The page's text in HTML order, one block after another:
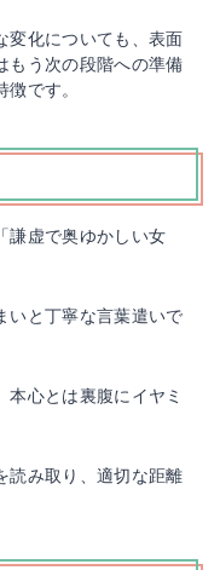
変化についても、表面
もう次の段階への準備
です。
謙虚で奥ゆかしい女
いと丁寧な言葉遣いで
心とは裏腹にイヤミ
読み取り、適切な距離